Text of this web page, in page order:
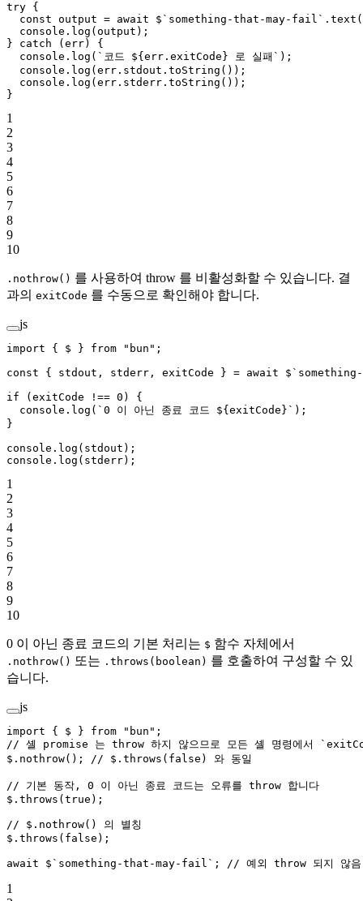
try {
  const
output = await $ `something-that-may-fail` . text
  console.
log (output);
} catch (err) {
  console.
log ( `코드 ${ err . exitCode } 로 실패` );
  console.
log (err.stdout. toString ());
  console.
log (err.stderr. toString ());
}
1
2
3
4
5
6
7
8
9
10
.nothrow() 를 사용하여 throw 를 비활성화할 수 있습니다. 결
과의 exitCode 를 수동으로 확인해야 합니다.
js
import { $ } from "bun" ;
const { stdout , stderr , exitCode } = await $
if (exitCode !== 0 ) {
  console.
log ( `0 이 아닌 종료 코드 ${ exitCode }` );
}
console. log (stdout);
console. log (stderr);
1
2
3
4
5
6
7
8
9
10
0 이 아닌 종료 코드의 기본 처리는 $ 함수 자체에서
.nothrow() 또는 .throws(boolean) 를 호출하여 구성할 수 있
습니다.
js
import { $ } from "bun" ;
// 셸 promise 는 throw 하지 않으므로 모든 셸 명령에서
$. nothrow(); // $.throws(false) 와 동일
// 기본 동작, 0 이 아닌 종료 코드는 오류를 throw 합니다
$. throws ( true );
// $.nothrow() 의 별칭
$. throws ( false );
await $ `something-that-may-fail` ; // 예외 throw 되지 않음
1